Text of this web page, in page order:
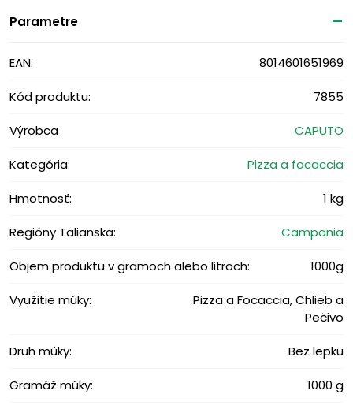
Parametre
EAN: 8014601651969
Kód produktu: 7855
Výrobca CAPUTO
Kategória: Pizza a focaccia
Hmotnosť: 1 kg
Regióny Talianska: Campania
Objem produktu v gramoch alebo litroch: 1000g
Využitie múky:
Pizza a Focaccia, Chlieb a
Pečivo
Druh múky: Bez lepku
Gramáž múky: 1000 g